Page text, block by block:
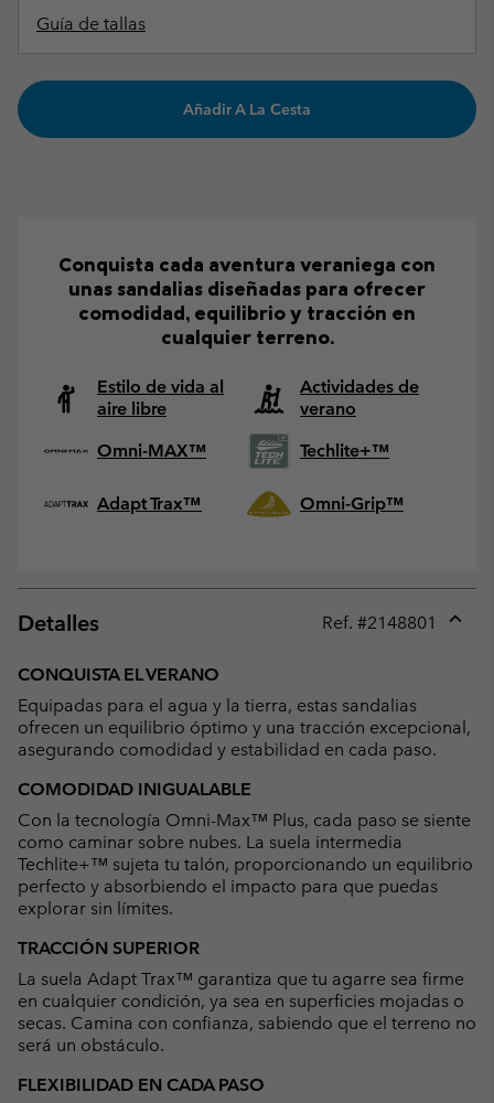
Guía de tallas
Añadir A La Cesta
Conquista cada aventura veraniega con
unas sandalias diseñadas para ofrecer
comodidad, equilibrio y tracción en
cualquier terreno.
Estilo de vida al
aire libre
Actividades de
verano
Omni-MAX™
Techlite+™
Adapt Trax™ Omni-Grip™
Detalles Ref. #2148801
CONQUISTA EL VERANO
Equipadas para el agua y la tierra, estas sandalias
ofrecen un equilibrio óptimo y una tracción excepcional,
asegurando comodidad y estabilidad en cada paso.
COMODIDAD INIGUALABLE
Con la tecnología Omni-Max™ Plus, cada paso se siente
como caminar sobre nubes. La suela intermedia
Techlite+™ sujeta tu talón, proporcionando un equilibrio
perfecto y absorbiendo el impacto para que puedas
explorar sin límites.
TRACCIÓN SUPERIOR
La suela Adapt Trax™ garantiza que tu agarre sea firme
en cualquier condición, ya sea en superficies mojadas o
secas. Camina con confianza, sabiendo que el terreno no
será un obstáculo.
FLEXIBILIDAD EN CADA PASO